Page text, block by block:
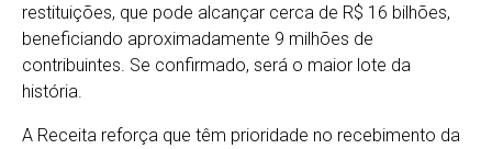
restituições, que pode alcançar cerca de R$ 16 bilhões,
beneficiando aproximadamente 9 milhões de
contribuintes. Se confirmado, será o maior lote da
história.
A Receita reforça que têm prioridade no recebimento da